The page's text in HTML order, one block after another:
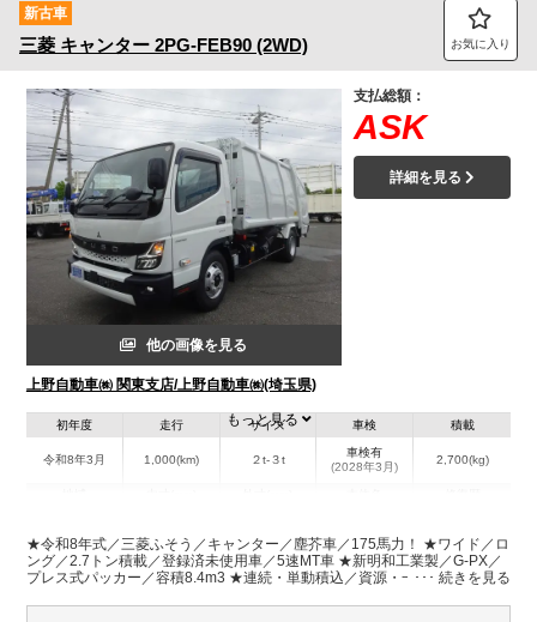
新古車
三菱 キャンター 2PG-FEB90 (2WD) お気に入り
他の画像を見る
上野自動車㈱ 関東支店/上野自動車㈱(埼玉県)
支払総額：
ASK
詳細を見る
初年度
令和8年3月
走行
1,000(km)
サイズ
２t-３t
車検
車検有
(2028年3月)
積載
2,700(kg)
埼玉県
W:2,120
H:2,580
無
もっと見る
★令和8年式／三菱ふそう／キャンター／塵芥車／175馬力！ ★ワイド／ロ
ング／2.7トン積載／登録済未使用車／5速MT車 ★新明和工業製／G-PX／
プレス式パッカー／容積8.4m3 ★連続・単動積込／資源・一般モード／汚